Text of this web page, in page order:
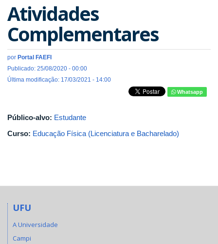
Atividades
Complementares
por Portal FAEFI
Publicado: 25/08/2020 - 00:00
Última modificação: 17/03/2021 - 14:00
Whatsapp
Público-alvo: Estudante
Curso: Educação Física (Licenciatura e Bacharelado)
UFU
A Universidade
Campi